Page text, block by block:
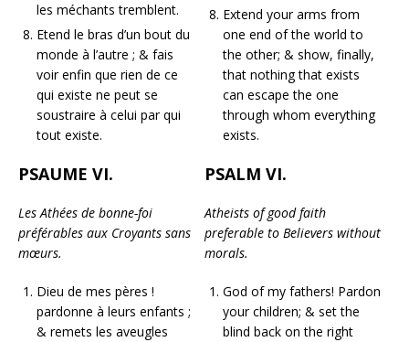
les méchants tremblent.
Etend le bras d’un bout du
monde à l’autre ; & fais
voir enfin que rien de ce
qui existe ne peut se
soustraire à celui par qui
tout existe.
Extend your arms from
one end of the world to
the other; & show, finally,
that nothing that exists
can escape the one
through whom everything
exists.
PSAUME VI.
Les Athées de bonne-foi
préférables aux Croyants sans
mœurs.
Dieu de mes pères !
pardonne à leurs enfants ;
& remets les aveugles
PSALM VI.
Atheists of good faith
preferable to Believers without
morals.
God of my fathers! Pardon
your children; & set the
blind back on the right